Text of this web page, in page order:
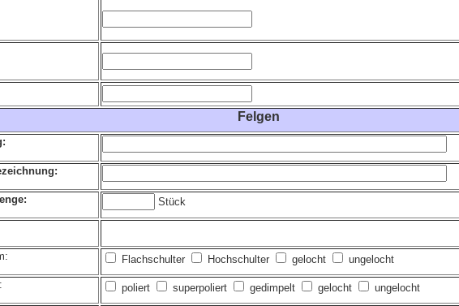
Felgen
Stück
Flachschulter Hochschulter gelocht ungelocht
poliert superpoliert gedimpelt gelocht ungelocht